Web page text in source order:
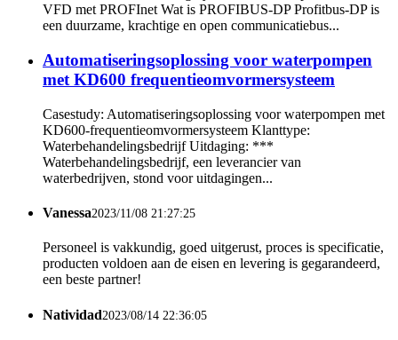
VFD met PROFInet Wat is PROFIBUS-DP Profitbus-DP is
een duurzame, krachtige en open communicatiebus...
Automatiseringsoplossing voor waterpompen
met KD600 frequentieomvormersysteem
Casestudy: Automatiseringsoplossing voor waterpompen met
KD600-frequentieomvormersysteem Klanttype:
Waterbehandelingsbedrijf Uitdaging: ***
Waterbehandelingsbedrijf, een leverancier van
waterbedrijven, stond voor uitdagingen...
Vanessa2023/11/08 21:27:25
Personeel is vakkundig, goed uitgerust, proces is specificatie,
producten voldoen aan de eisen en levering is gegarandeerd,
een beste partner!
Natividad2023/08/14 22:36:05